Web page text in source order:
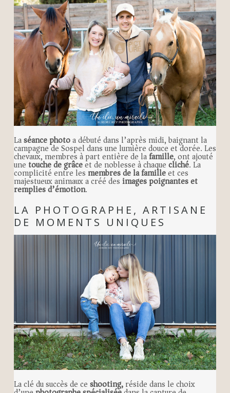
Laséance photoa débuté dans l’après midi, baignant la
campagne de Sospel dans une lumière douce et dorée. Les
chevaux, membres à part entière de lafamille, ont ajouté
une touche de grâceet de noblesse à chaquecliché. La
complicité entre lesmembres de la familleet ces
majestueux animaux a créé desimages poignantes et
remplies d’émotion.
LA PHOTOGRAPHE, ARTISANE
DE MOMENTS UNIQUES
La clé du succès de ceshooting,réside dans le choix